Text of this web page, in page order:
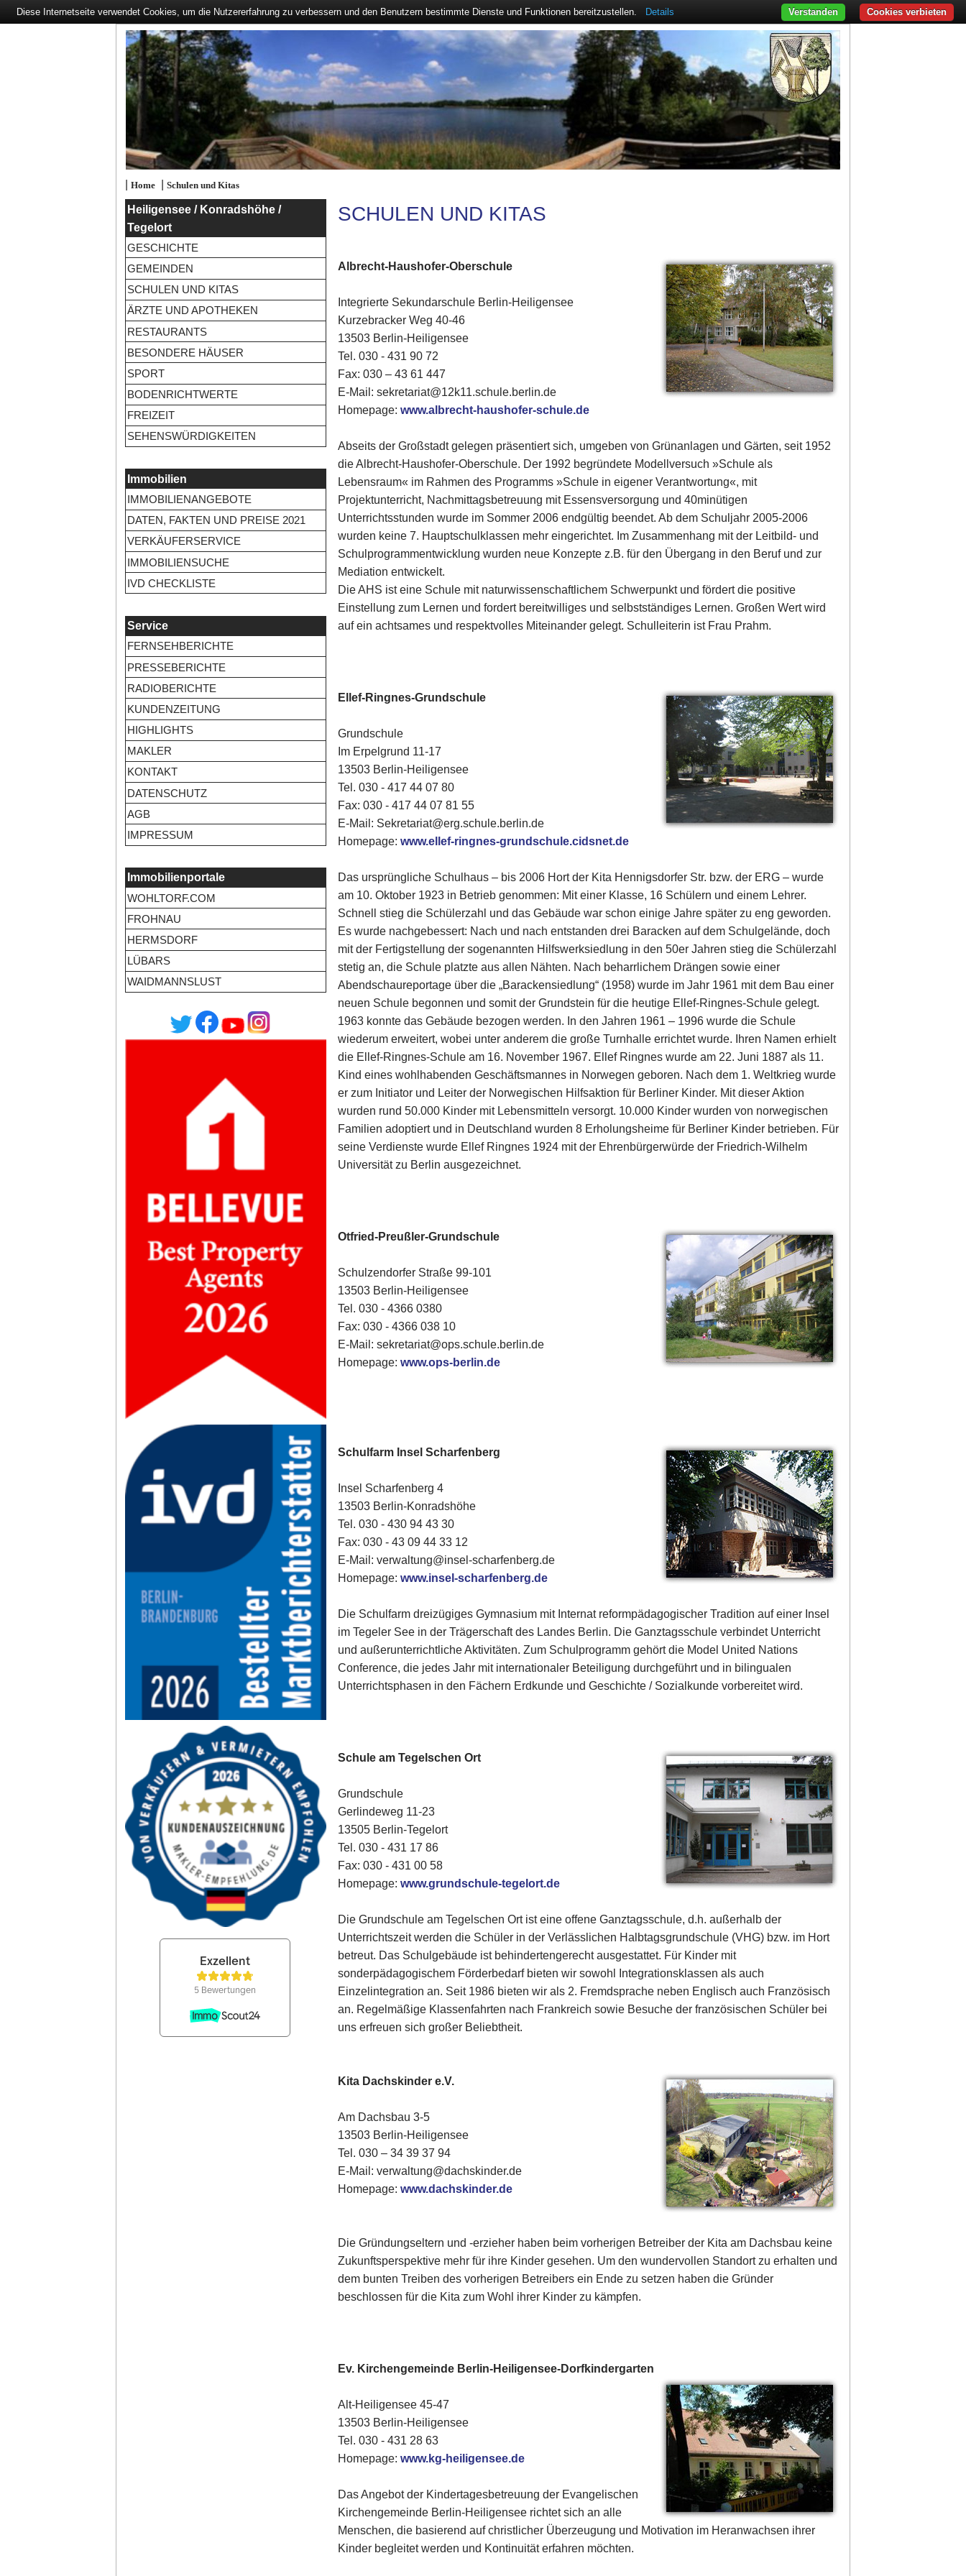
| Home| Schulen und Kitas
Heiligensee / Konradshöhe /
Tegelort
GESCHICHTE
GEMEINDEN
SCHULEN UND KITAS
ÄRZTE UND APOTHEKEN
RESTAURANTS
BESONDERE HÄUSER
SPORT
BODENRICHTWERTE
FREIZEIT
SEHENSWÜRDIGKEITEN
Immobilien
IMMOBILIENANGEBOTE
DATEN, FAKTEN UND PREISE 2021
VERKÄUFERSERVICE
IMMOBILIENSUCHE
IVD CHECKLISTE
Service
FERNSEHBERICHTE
PRESSEBERICHTE
RADIOBERICHTE
KUNDENZEITUNG
HIGHLIGHTS
MAKLER
KONTAKT
DATENSCHUTZ
AGB
IMPRESSUM
Immobilienportale
WOHLTORF.COM
FROHNAU
HERMSDORF
LÜBARS
WAIDMANNSLUST
SCHULEN UND KITAS
Albrecht-Haushofer-Oberschule
Integrierte Sekundarschule Berlin-Heiligensee
Kurzebracker Weg 40-46
13503 Berlin-Heiligensee
Tel. 030 - 431 90 72‎
Fax: 030 – 43 61 447
E-Mail: sekretariat@12k11.schule.berlin.de
Homepage:www.albrecht-haushofer-schule.de
Abseits der Großstadt gelegen präsentiert sich, umgeben von Grünanlagen und Gärten, seit 1952
die Albrecht-Haushofer-Oberschule. Der 1992 begründete Modellversuch »Schule als
Lebensraum« im Rahmen des Programms »Schule in eigener Verantwortung«, mit
Projektunterricht, Nachmittagsbetreuung mit Essensversorgung und 40minütigen
Unterrichtsstunden wurde im Sommer 2006 endgültig beendet. Ab dem Schuljahr 2005-2006
wurden keine 7. Hauptschulklassen mehr eingerichtet. Im Zusammenhang mit der Leitbild- und
Schulprogrammentwicklung wurden neue Konzepte z.B. für den Übergang in den Beruf und zur
Mediation entwickelt.
Die AHS ist eine Schule mit naturwissenschaftlichem Schwerpunkt und fördert die positive
Einstellung zum Lernen und fordert bereitwilliges und selbstständiges Lernen. Großen Wert wird
auf ein achtsames und respektvolles Miteinander gelegt. Schulleiterin ist Frau Prahm.
Ellef-Ringnes-Grundschule
Grundschule
Im Erpelgrund 11-17
13503 Berlin-Heiligensee
Tel. 030 - 417 44 07 80‎
Fax: 030 - 417 44 07 81 55
E-Mail: Sekretariat@erg.schule.berlin.de
Homepage:www.ellef-ringnes-grundschule.cidsnet.de
Das ursprüngliche Schulhaus – bis 2006 Hort der Kita Hennigsdorfer Str. bzw. der ERG – wurde
am 10. Oktober 1923 in Betrieb genommen: Mit einer Klasse, 16 Schülern und einem Lehrer.
Schnell stieg die Schülerzahl und das Gebäude war schon einige Jahre später zu eng geworden.
Es wurde nachgebessert: Nach und nach entstanden drei Baracken auf dem Schulgelände, doch
mit der Fertigstellung der sogenannten Hilfswerksiedlung in den 50er Jahren stieg die Schülerzahl
stetig an, die Schule platzte aus allen Nähten. Nach beharrlichem Drängen sowie einer
Abendschaureportage über die „Barackensiedlung“ (1958) wurde im Jahr 1961 mit dem Bau einer
neuen Schule begonnen und somit der Grundstein für die heutige Ellef-Ringnes-Schule gelegt.
1963 konnte das Gebäude bezogen werden. In den Jahren 1961 – 1996 wurde die Schule
wiederum erweitert, wobei unter anderem die große Turnhalle errichtet wurde. Ihren Namen erhielt
die Ellef-Ringnes-Schule am 16. November 1967. Ellef Ringnes wurde am 22. Juni 1887 als 11.
Kind eines wohlhabenden Geschäftsmannes in Norwegen geboren. Nach dem 1. Weltkrieg wurde
er zum Initiator und Leiter der Norwegischen Hilfsaktion für Berliner Kinder. Mit dieser Aktion
wurden rund 50.000 Kinder mit Lebensmitteln versorgt. 10.000 Kinder wurden von norwegischen
Familien adoptiert und in Deutschland wurden 8 Erholungsheime für Berliner Kinder betrieben. Für
seine Verdienste wurde Ellef Ringnes 1924 mit der Ehrenbürgerwürde der Friedrich-Wilhelm
Universität zu Berlin ausgezeichnet.
Otfried-Preußler-Grundschule
Schulzendorfer Straße 99-101
13503 Berlin-Heiligensee
Tel. 030 - 4366 0380
Fax: 030 - 4366 038 10
E-Mail: sekretariat@ops.schule.berlin.de
Homepage:www.ops-berlin.de
Schulfarm Insel Scharfenberg
Insel Scharfenberg 4
13503 Berlin-Konradshöhe
Tel. 030 - 430 94 43 30
Fax: 030 - 43 09 44 33 12
E-Mail: verwaltung@insel-scharfenberg.de
Homepage:www.insel-scharfenberg.de
Die Schulfarm dreizügiges Gymnasium mit Internat reformpädagogischer Tradition auf einer Insel
im Tegeler See in der Trägerschaft des Landes Berlin. Die Ganztagsschule verbindet Unterricht
und außerunterrichtliche Aktivitäten. Zum Schulprogramm gehört die Model United Nations
Conference, die jedes Jahr mit internationaler Beteiligung durchgeführt und in bilingualen
Unterrichtsphasen in den Fächern Erdkunde und Geschichte / Sozialkunde vorbereitet wird.
Schule am Tegelschen Ort
Grundschule
Gerlindeweg 11-23
13505 Berlin-Tegelort
Tel. 030 - 431 17 86‎
Fax: 030 - 431 00 58‎
Homepage:www.grundschule-tegelort.de
Die Grundschule am Tegelschen Ort ist eine offene Ganztagsschule, d.h. außerhalb der
Unterrichtszeit werden die Schüler in der Verlässlichen Halbtagsgrundschule (VHG) bzw. im Hort
betreut. Das Schulgebäude ist behindertengerecht ausgestattet. Für Kinder mit
sonderpädagogischem Förderbedarf bieten wir sowohl Integrationsklassen als auch
Einzelintegration an. Seit 1986 bieten wir als 2. Fremdsprache neben Englisch auch Französisch
an. Regelmäßige Klassenfahrten nach Frankreich sowie Besuche der französischen Schüler bei
uns erfreuen sich großer Beliebtheit.
Kita Dachskinder e.V.
Am Dachsbau 3-5
13503 Berlin-Heiligensee
Tel. 030 – 34 39 37 94
E-Mail: verwaltung@dachskinder.de
Homepage:www.dachskinder.de
Die Gründungseltern und -erzieher haben beim vorherigen Betreiber der Kita am Dachsbau keine
Zukunftsperspektive mehr für ihre Kinder gesehen. Um den wundervollen Standort zu erhalten und
dem bunten Treiben des vorherigen Betreibers ein Ende zu setzen haben die Gründer
beschlossen für die Kita zum Wohl ihrer Kinder zu kämpfen.
Ev. Kirchengemeinde Berlin-Heiligensee-Dorfkindergarten
Alt-Heiligensee 45-47
13503 Berlin-Heiligensee
Tel. 030 - 431 28 63
Homepage:www.kg-heiligensee.de
Das Angebot der Kindertagesbetreuung der Evangelischen
Kirchengemeinde Berlin-Heiligensee richtet sich an alle
Menschen, die basierend auf christlicher Überzeugung und Motivation im Heranwachsen ihrer
Kinder begleitet werden und Kontinuität erfahren möchten.
Diese Internetseite verwendet Cookies, um die Nutzererfahrung zu verbessern und den Benutzern bestimmte Dienste und Funktionen bereitzustellen. Details Cookies verbieten
Verstanden